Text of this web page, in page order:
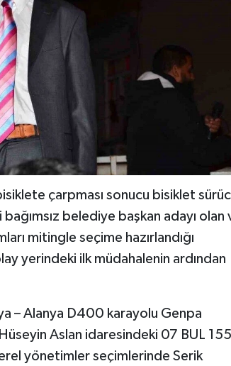
çarpması sonucu bisiklet
belediye başkan adayı olan
mitingle seçime hazırlandığı
yerindeki ilk müdahalenin ardından
– Alanya D400 karayolu Genpa
Aslan idaresindeki 07 BUL 155
yönetimler seçimlerinde Serik